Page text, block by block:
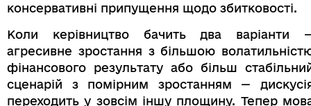
консервативні припущення щодо збитковості.
Коли керівництво бачить два варіанти
агресивне зростання з більшою
фінансового результату або більш
сценарій з помірним зростанням —
переходить у зовсім іншу площину. Тепер